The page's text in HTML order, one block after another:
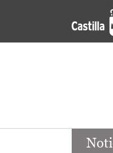
Pasar al contenido
Noticias